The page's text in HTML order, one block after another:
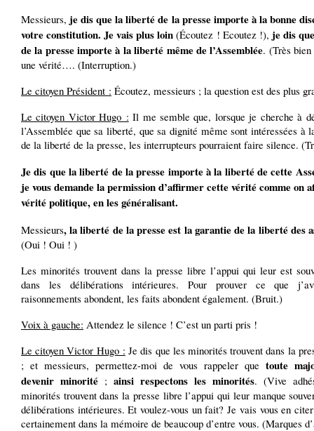
Messieurs, je dis que la liberté de la presse importe à la bonne
votre constitution. Je vais plus loin (Écoutez ! Ecoutez !), je dis
de la presse importe à la liberté même de l’Assemblée. (Très
une vérité…. (Interruption.)
Le citoyen Président : Écoutez, messieurs ; la question est des plus
Le citoyen Victor Hugo : Il me semble que, lorsque je cherche à
l’Assemblée que sa liberté, que sa dignité même sont intéressées à
de la liberté de la presse, les interrupteurs pourraient faire silence.
Je dis que la liberté de la presse importe à la liberté de cette
je vous demande la permission d’affirmer cette vérité comme on
vérité politique, en les généralisant.
Messieurs, la liberté de la presse est la garantie de la liberté des
(Oui ! Oui ! )
Les minorités trouvent dans la presse libre l’appui qui leur est
dans les délibérations intérieures. Pour prouver ce que
raisonnements abondent, les faits abondent également. (Bruit.)
Voix à gauche: Attendez le silence ! C’est un parti pris !
Le citoyen Victor Hugo : Je dis que les minorités trouvent dans la
; et messieurs, permettez-moi de vous rappeler que toute
devenir minorité ; ainsi respectons les minorités. (Vive
minorités trouvent dans la presse libre l’appui qui leur manque
délibérations intérieures. Et voulez-vous un fait? Je vais vous en
certainement dans la mémoire de beaucoup d’entre vous. (Marques